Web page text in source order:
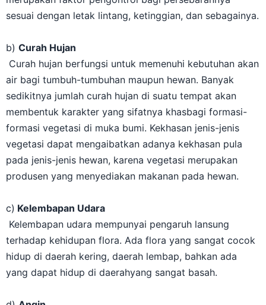
sesuai dengan letak lintang, ketinggian, dan sebagainya.
b) Curah Hujan
Curah hujan berfungsi untuk memenuhi kebutuhan akan
air bagi tumbuh-tumbuhan maupun hewan. Banyak
sedikitnya jumlah curah hujan di suatu tempat akan
membentuk karakter yang sifatnya khasbagi formasi-
formasi vegetasi di muka bumi. Kekhasan jenis-jenis
vegetasi dapat mengaibatkan adanya kekhasan pula
pada jenis-jenis hewan, karena vegetasi merupakan
produsen yang menyediakan makanan pada hewan.
c) Kelembapan Udara
Kelembapan udara mempunyai pengaruh lansung
terhadap kehidupan flora. Ada flora yang sangat cocok
hidup di daerah kering, daerah lembap, bahkan ada
yang dapat hidup di daerahyang sangat basah.
d) Angin